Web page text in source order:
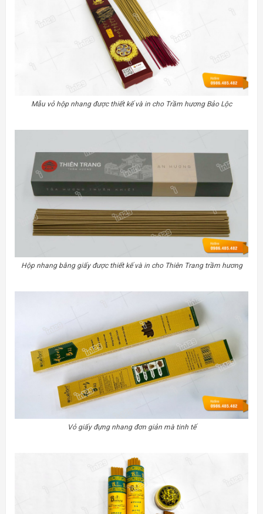
Mẫu vỏ hộp nhang được thiết kế và in cho Trầm hương Bảo Lộc
Hộp nhang bằng giấy được thiết kế và in cho Thiên Trang trầm hương
Vỏ giấy đựng nhang đơn giản mà tinh tế